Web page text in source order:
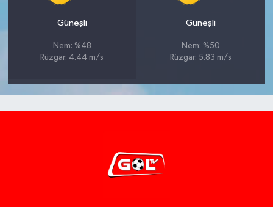
Güneşli
Nem: %48
Rüzgar: 4.44 m/s
Güneşli
Nem: %50
Rüzgar: 5.83 m/s